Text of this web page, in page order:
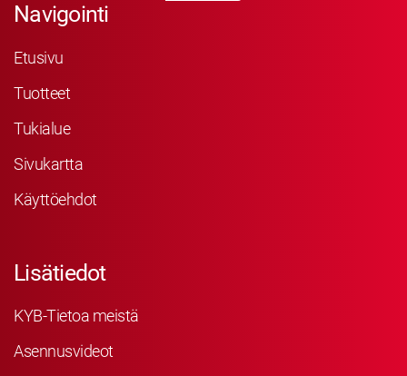
Navigointi
Etusivu
Tuotteet
Tukialue
Sivukartta
Käyttöehdot
Lisätiedot
KYB-Tietoa meistä
Asennusvideot